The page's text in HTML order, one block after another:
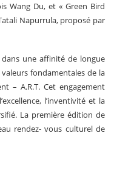
Wang Du, et « Green Bird
Napurrula, proposé par
dans une affinité de longue
fondamentales de la
– A.R.T. Cet engagement
l’inventivité et la
La première édition de
rendez- vous culturel de